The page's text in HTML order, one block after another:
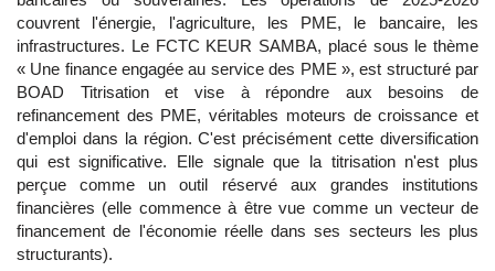
couvrent l'énergie, l'agriculture, les PME, le bancaire, les
infrastructures. Le FCTC KEUR SAMBA, placé sous le thème
« Une finance engagée au service des PME », est structuré par
BOAD Titrisation et vise à répondre aux besoins de
refinancement des PME, véritables moteurs de croissance et
d'emploi dans la région. C'est précisément cette diversification
qui est significative. Elle signale que la titrisation n'est plus
perçue comme un outil réservé aux grandes institutions
financières (elle commence à être vue comme un vecteur de
financement de l'économie réelle dans ses secteurs les plus
structurants).